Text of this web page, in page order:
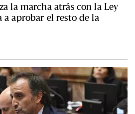
la marcha atrás con la Ley
a aprobar el resto de la